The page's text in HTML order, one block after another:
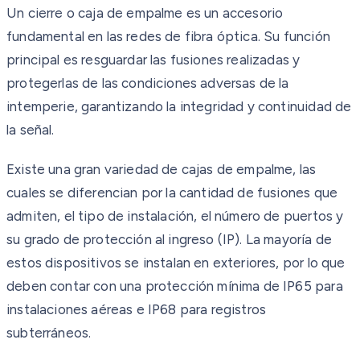
Un cierre o caja de empalme es un accesorio
fundamental en las redes de fibra óptica. Su función
principal es resguardar las fusiones realizadas y
protegerlas de las condiciones adversas de la
intemperie, garantizando la integridad y continuidad de
la señal.
Existe una gran variedad de cajas de empalme, las
cuales se diferencian por la cantidad de fusiones que
admiten, el tipo de instalación, el número de puertos y
su grado de protección al ingreso (IP). La mayoría de
estos dispositivos se instalan en exteriores, por lo que
deben contar con una protección mínima de IP65 para
instalaciones aéreas e IP68 para registros
subterráneos.